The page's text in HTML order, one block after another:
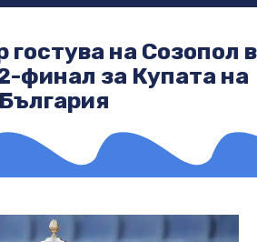
на Созопол в
финал за Купата на
България